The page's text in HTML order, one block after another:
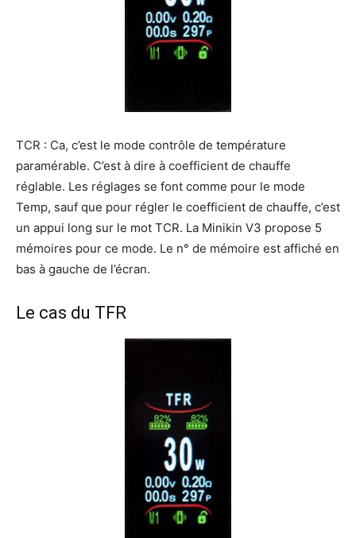
TCR : Ca, c’est le mode contrôle de température
paramérable. C’est à dire à coefficient de chauffe
réglable. Les réglages se font comme pour le mode
Temp, sauf que pour régler le coefficient de chauffe, c’est
un appui long sur le mot TCR. La Minikin V3 propose 5
mémoires pour ce mode. Le n° de mémoire est affiché en
bas à gauche de l’écran.
Le cas du TFR